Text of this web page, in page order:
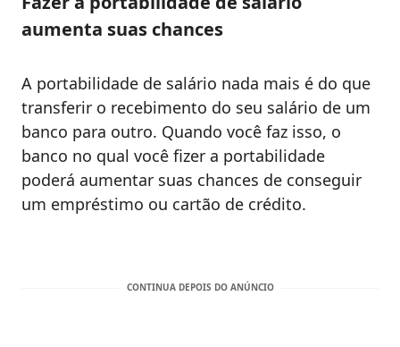
aumenta suas chances
A portabilidade de salário nada mais é do que
transferir o recebimento do seu salário de um
banco para outro. Quando você faz isso, o
banco no qual você fizer a portabilidade
poderá aumentar suas chances de conseguir
um empréstimo ou cartão de crédito.